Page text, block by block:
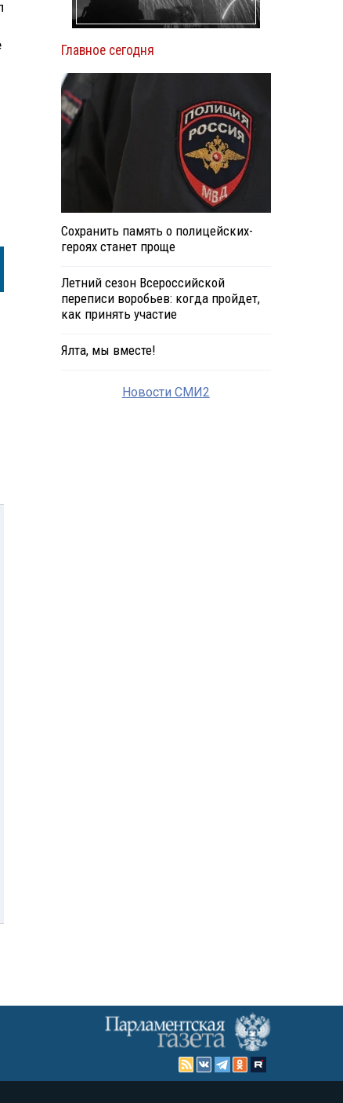
Главное сегодня
Сохранить память о полицейских-
героях станет проще
Летний сезон Всероссийской
переписи воробьев: когда пройдет,
как принять участие
Ялта, мы вместе!
Новости СМИ2